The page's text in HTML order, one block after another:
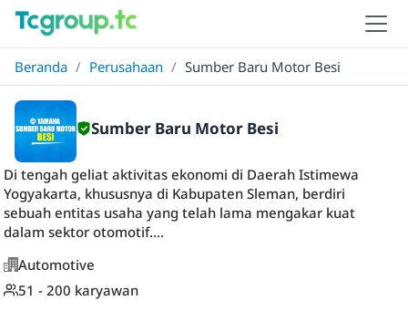
Beranda / Perusahaan / Sumber Baru Motor Besi
Sumber Baru Motor Besi
Di tengah geliat aktivitas ekonomi di Daerah Istimewa
Yogyakarta, khususnya di Kabupaten Sleman, berdiri
sebuah entitas usaha yang telah lama mengakar kuat
dalam sektor otomotif....
Automotive
51 - 200 karyawan